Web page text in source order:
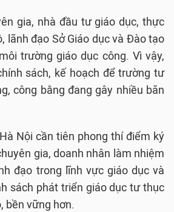
gia, nhà đầu tư giáo dục, thực
lãnh đạo Sở Giáo dục và Đào tạo
trường giáo dục công. Vì vậy,
sách, kế hoạch để trường tư
công bằng đang gây nhiều băn
Nội cần tiên phong thí điểm ký
gia, doanh nhân làm nhiệm
đạo trong lĩnh vực giáo dục và
sách phát triển giáo dục tư thục
bền vững hơn.